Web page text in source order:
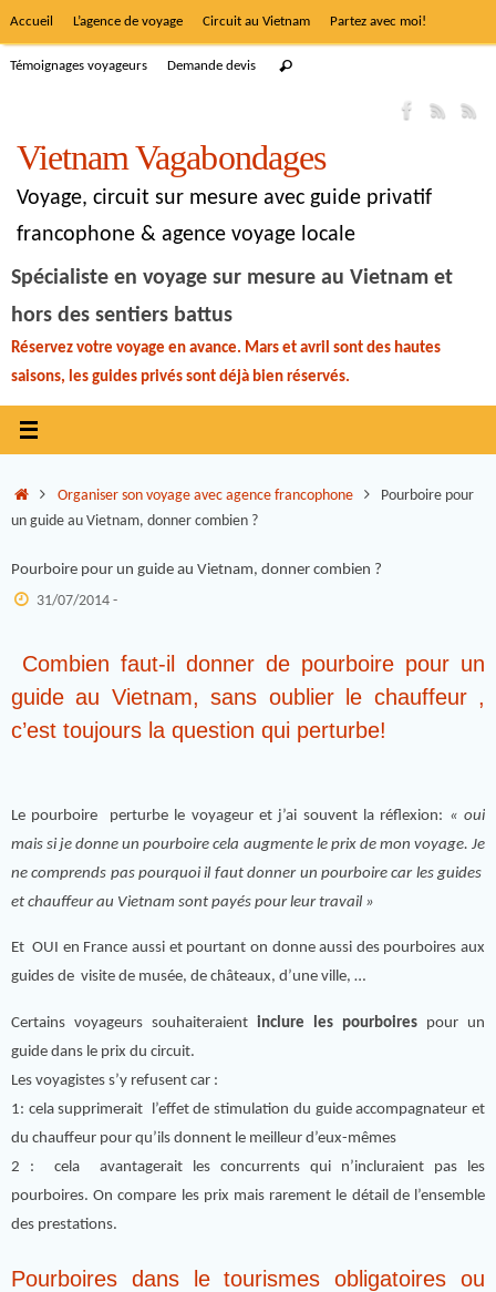
Accueil L’agence de voyage Circuit au Vietnam Partez avec moi!
Témoignages voyageurs Demande devis
Vietnam Vagabondages
Voyage, circuit sur mesure avec guide privatif
francophone & agence voyage locale
Spécialiste en voyage sur mesure au Vietnam et
hors des sentiers battus
Réservez votre voyage en avance. Mars et avril sont des hautes
saisons, les guides privés sont déjà bien réservés.
Organiser son voyage avec agence francophone
Pourboire pour
un guide au Vietnam, donner combien ?
Pourboire pour un guide au Vietnam, donner combien ?
31/07/2014 -
Combien faut-il donner de pourboire pour un
guide au Vietnam, sans oublier le chauffeur ,
c’est toujours la question qui perturbe!
Le pourboire perturbe le voyageur et j’ai souvent la réflexion: « oui
mais si je donne un pourboire cela augmente le prix de mon voyage. Je
ne comprends pas pourquoi il faut donner un pourboire car les guides
et chauffeur au Vietnam sont payés pour leur travail »
Et OUI en France aussi et pourtant on donne aussi des pourboires aux
guides de visite de musée, de châteaux, d’une ville, …
Certains voyageurs souhaiteraient inclure les pourboires pour un
guide dans le prix du circuit.
Les voyagistes s’y refusent car :
1: cela supprimerait l’effet de stimulation du guide accompagnateur et
du chauffeur pour qu’ils donnent le meilleur d’eux-mêmes
2 : cela avantagerait les concurrents qui n’incluraient pas les
pourboires. On compare les prix mais rarement le détail de l’ensemble
des prestations.
Pourboires dans le tourismes obligatoires ou